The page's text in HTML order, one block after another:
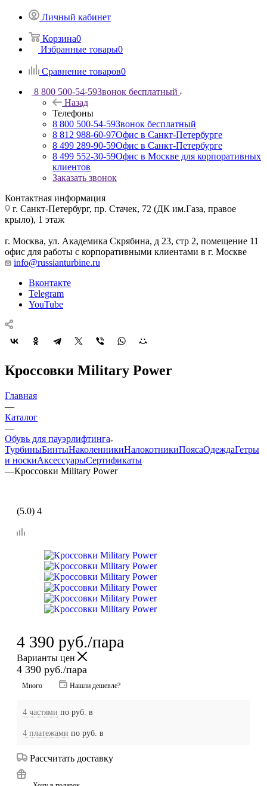
Личный кабинет
Корзина0
Избранные товары0
Сравнение товаров0
8 800 500-54-59Звонок бесплатный
Назад
Телефоны
8 800 500-54-59Звонок бесплатный
8 812 988-60-97Офис в Санкт-Петербурге
8 499 289-90-59Офис в Санкт-Петербурге
8 499 552-30-59Офис в Москве для корпоративных
клиентов
Заказать звонок
Контактная информация
г. Санкт-Петербург, пр. Стачек, 72 (ДК им.Газа, правое
крыло), 1 этаж
г. Москва, ул. Академика Скрябина, д 23, стр 2, помещение 11
офис для работы с корпоративными клиентами в г. Москве
info@russianturbine.ru
Вконтакте
Telegram
YouTube
Кроссовки Military Power
Главная
—
Каталог
—
Обувь для пауэрлифтинга
ТурбиныБинтыНаколенникиНалокотникиПоясаОдеждаГетры
и носкиАксессуарыСертификаты
—Кроссовки Military Power
(5.0) 4
4 390 руб./пара
Варианты цен
4 390 руб./пара
Много Нашли дешевле?
4 частями по руб. в
4 платежами по руб. в
Рассчитать доставку